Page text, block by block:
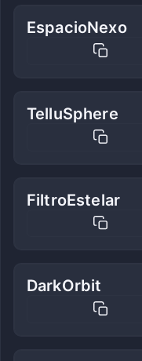
EspacioNexo
TelluSphere
FiltroEstelar
DarkOrbit